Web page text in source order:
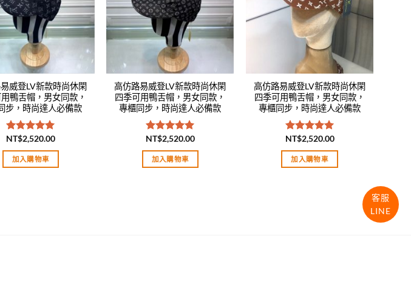
威登LV新款時尚休閑
鴨舌帽，男女同款，
步，時尚達人必備款
評分5.00
滿分 5
NT$2,520.00
加入購物車
高仿路易威登LV新款時尚休閑
四季可用鴨舌帽，男女同款，
專櫃同步，時尚達人必備款
評分5.00
滿分 5
NT$2,520.00
加入購物車
高仿路易威登LV新款時尚休閑
四季可用鴨舌帽，男女同款，
專櫃同步，時尚達人必備款
評分5.00
滿分 5
NT$2,520.00
加入購物車
客服
LINE